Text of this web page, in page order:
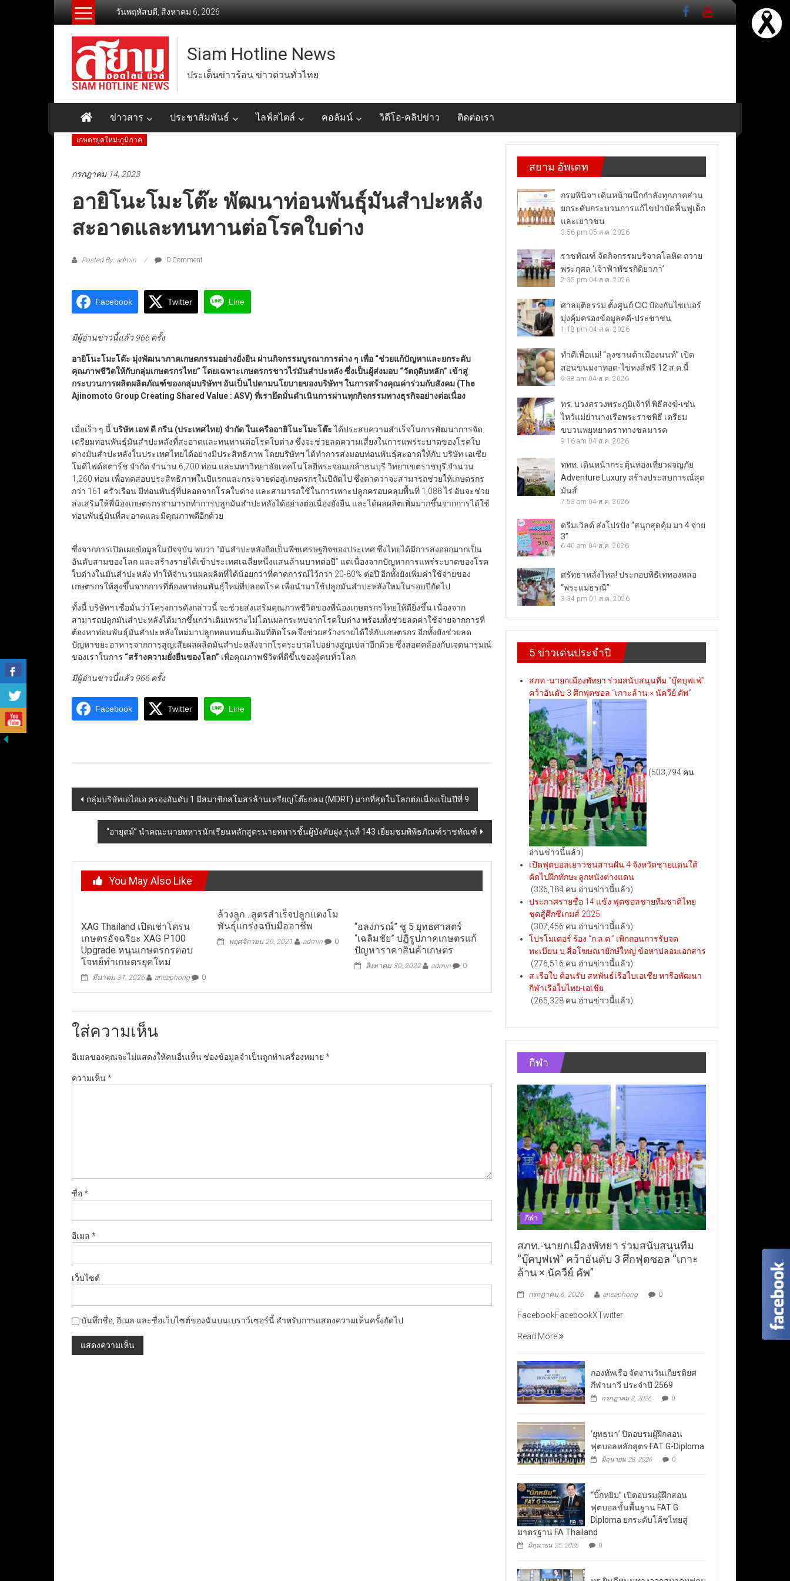
วันพฤหัสบดี, สิงหาคม 6, 2026
Siam Hotline News
ประเด็นข่าวร้อน ข่าวด่วนทั่วไทย
ข่าวสาร ประชาสัมพันธ์ ไลฟ์สไตล์ คอลัมน์ วิดีโอ-คลิปข่าว ติดต่อเรา
เกษตรยุคใหม่-ภูมิภาค
กรกฎาคม 14, 2023
อายิโนะโมะโต๊ะ พัฒนาท่อนพันธุ์มันสำปะหลัง
สะอาดและทนทานต่อโรคใบด่าง
Posted By: admin 0 Comment
Facebook Twitter Line
มีผู้อ่านข่าวนี้แล้ว 966 ครั้ง
อายิโนะโมะโต๊ะ มุ่งพัฒนาภาคเกษตกรรมอย่างยั่งยืน ผ่านกิจกรรมบูรณาการต่าง ๆ เพื่อ “ช่วยแก้ปัญหาและยกระดับ
คุณภาพชีวิตให้กับกลุ่มเกษตรกรไทย” โดยเฉพาะเกษตรกรชาวไร่มันสำปะหลัง ซึ่งเป็นผู้ส่งมอบ “วัตถุดิบหลัก” เข้าสู่
กระบวนการผลิตผลิตภัณฑ์ของกลุ่มบริษัทฯ อันเป็นไปตามนโยบายของบริษัทฯ ในการสร้างคุณค่าร่วมกับสังคม (The
Ajinomoto Group Creating Shared Value : ASV) ที่เรายึดมั่นดำเนินการผ่านทุกกิจกรรมทางธุรกิจอย่างต่อเนื่อง
​เมื่อเร็ว ๆ นี้บริษัท เอฟ ดี กรีน (ประเทศไทย) จำกัด ในเครืออายิโนะโมะโต๊ะได้ประสบความสำเร็จในการพัฒนาการจัด
เตรียมท่อนพันธุ์มันสำปะหลังที่สะอาดและทนทานต่อโรคใบด่าง ซึ่งจะช่วยลดความเสี่ยงในการแพร่ระบาดของโรคใบ
ด่างมันสำปะหลังในประเทศไทยได้อย่างมีประสิทธิภาพ โดยบริษัทฯ ได้ทำการส่งมอบท่อนพันธุ์สะอาดให้กับ บริษัท เอเซีย
โมดิไฟด์สตาร์ช จำกัด จำนวน 6,700 ท่อน และมหาวิทยาลัยเทคโนโลยีพระจอมเกล้าธนบุรี วิทยาเขตราชบุรี จำนวน
1,260 ท่อน เพื่อทดสอบประสิทธิภาพในปีแรกและกระจายต่อสู่เกษตรกรในปีถัดไป ซึ่งคาดว่าจะสามารถช่วยให้เกษตรกร
กว่า 161 ครัวเรือน มีท่อนพันธุ์ที่ปลอดจากโรคใบด่าง และสามารถใช้ในการเพาะปลูกครอบคลุมพื้นที่ 1,088 ไร่ อันจะช่วย
ส่งเสริมให้พี่น้องเกษตรกรสามารถทำการปลูกมันสำปะหลังได้อย่างต่อเนื่องยั่งยืน และได้ผลผลิตเพิ่มมากขึ้นจากการได้ใช้
ท่อนพันธุ์มันที่สะอาดและมีคุณภาพดีอีกด้วย
ซึ่งจากการเปิดเผยข้อมูลในปัจจุบัน พบว่า “มันสำปะหลังถือเป็นพืชเศรษฐกิจของประเทศ ซึ่งไทยได้มีการส่งออกมากเป็น
อันดับสามของโลก และสร้างรายได้เข้าประเทศเฉลี่ยหนึ่งแสนล้านบาทต่อปี” แต่เนื่องจากปัญหาการแพร่ระบาดของโรค
ใบด่างในมันสำปะหลัง ทำให้จำนวนผลผลิตที่ได้น้อยกว่าที่คาดการณ์ไว้กว่า 20-80% ต่อปี อีกทั้งยังเพิ่มค่าใช้จ่ายของ
เกษตรกรให้สูงขึ้นจากการที่ต้องหาท่อนพันธุ์ใหม่ที่ปลอดโรค เพื่อนำมาใช้ปลูกมันสำปะหลังใหม่ในรอบปีถัดไป
ทั้งนี้ บริษัทฯ เชื่อมั่นว่าโครงการดังกล่าวนี้ จะช่วยส่งเสริมคุณภาพชีวิตของพี่น้องเกษตรกรไทยให้ดียิ่งขึ้น เนื่องจาก
สามารถปลูกมันสำปะหลังได้มากขึ้นกว่าเดิมเพราะไม่โดนผลกระทบจากโรคใบด่าง พร้อมทั้งช่วยลดค่าใช้จ่ายจากการที่
ต้องหาท่อนพันธุ์มันสำปะหลังใหม่มาปลูกทดแทนต้นเดิมที่ติดโรค จึงช่วยสร้างรายได้ให้กับเกษตรกร อีกทั้งยังช่วยลด
ปัญหาขยะอาหารจากการสูญเสียผลผลิตมันสำปะหลังจากโรคระบาดไปอย่างสูญเปล่าอีกด้วย ซึ่งสอดคล้องกับเจตนารมณ์
ของเราในการ “สร้างความยั่งยืนของโลก” เพื่อคุณภาพชีวิตที่ดีขึ้นของผู้คนทั่วโลก
มีผู้อ่านข่าวนี้แล้ว 966 ครั้ง
Facebook Twitter Line
Post
navigation
กลุ่มบริษัทเอไอเอ ครองอันดับ 1 มีสมาชิกสโมสรล้านเหรียญโต๊ะกลม (MDRT) มากที่สุดในโลกต่อเนื่องเป็นปีที่ 9
“อายุตม์” นำคณะนายทหารนักเรียนหลักสูตรนายทหารชั้นผู้บังคับฝูง รุ่นที่ 143 เยี่ยมชมพิพิธภัณฑ์ราชทัณฑ์
You May Also Like
XAG Thailand เปิดเช่าโดรน
เกษตรอัจฉริยะ XAG P100
Upgrade หนุนเกษตรกรตอบ
โจทย์ทำเกษตรยุคใหม่
มีนาคม 31, 2026 aneaphong 0
ล้วงลูก…สูตรสำเร็จปลูกแตงโม
พันธุ์แกร่งฉบับมืออาชีพ
พฤศจิกายน 29, 2021 admin 0
“อลงกรณ์” ชู 5 ยุทธศาสตร์
“เฉลิมชัย” ปฏิรูปภาคเกษตรแก้
ปัญหาราคาสินค้าเกษตร
สิงหาคม 30, 2022 admin 0
ใส่ความเห็น
อีเมลของคุณจะไม่แสดงให้คนอื่นเห็น ช่องข้อมูลจำเป็นถูกทำเครื่องหมาย *
ความเห็น*
ชื่อ*
อีเมล *
เว็บไซต์
บันทึกชื่อ, อีเมล และชื่อเว็บไซต์ของฉันบนเบราว์เซอร์นี้ สำหรับการแสดงความเห็นครั้งถัดไป
สยาม อัพเดท
กรมพินิจฯ เดินหน้าผนึกกำลังทุกภาคส่วน
ยกระดับกระบวนการแก้ไขบำบัดฟื้นฟูเด็ก
และเยาวชน
3:56 pm 05 ส.ค. 2026
ราชทัณฑ์ จัดกิจกรรมบริจาคโลหิต ถวาย
พระกุศล ‘เจ้าฟ้าพัชรกิติยาภา’
2:35 pm 04 ส.ค. 2026
ศาลยุติธรรม ตั้งศูนย์ CIC ป้องกันไซเบอร์
มุ่งคุ้มครองข้อมูลคดี-ประชาชน
1:18 pm 04 ส.ค. 2026
ทำดีเพื่อแม่! “ลุงซานต้าเมืองนนท์” เปิด
สอนขนมงาทอด-ไข่หงส์ฟรี 12 ส.ค.นี้
9:38 am 04 ส.ค. 2026
ทร. บวงสรวงพระภูมิเจ้าที่ พิธีสงฆ์-เซ่น
ไหว้แม่ย่านางเรือพระราชพิธี เตรียม
ขบวนพยุหยาตราทางชลมารค
9:16 am 04 ส.ค. 2026
ททท. เดินหน้ากระตุ้นท่องเที่ยวผจญภัย
Adventure Luxury สร้างประสบการณ์สุด
มันส์
7:53 am 04 ส.ค. 2026
ดรีมเวิลด์ ส่งโปรปัง “สนุกสุดคุ้ม มา 4 จ่าย
3”
6:40 am 04 ส.ค. 2026
ศรัทธาหลั่งไหล! ประกอบพิธีเททองหล่อ
“พระแม่ธรณี”
3:34 pm 01 ส.ค. 2026
5 ข่าวเด่นประจำปี
สภท.-นายกเมืองพัทยา ร่วมสนับสนุนทีม “บุ๊คบุฟเฟ่”
คว้าอันดับ 3 ศึกฟุตซอล “เกาะล้าน × นัควีย์ คัพ”
(503,794 คน
อ่านข่าวนี้แล้ว)
เปิดฟุตบอลเยาวชนสานฝัน 4 จังหวัดชายแดนใต้
คัดไปฝึกทักษะลูกหนังต่างแดน
(336,184 คน อ่านข่าวนี้แล้ว)
ประกาศรายชื่อ 14 แข้ง ฟุตซอลชายทีมชาติไทย
ชุดสู้ศึกซีเกมส์ 2025
(307,456 คน อ่านข่าวนี้แล้ว)
โปรโมเตอร์ ร้อง “ก.ล.ต.” เพิกถอนการรับจด
ทะเบียน บ.สื่อโฆษณายักษ์ใหญ่ ข้อหาปลอมเอกสาร
(276,516 คน อ่านข่าวนี้แล้ว)
ส.เรือใบ ต้อนรับ สหพันธ์เรือใบเอเชีย หารือพัฒนา
กีฬาเรือใบไทย-เอเชีย
(265,328 คน อ่านข่าวนี้แล้ว)
กีฬา
กีฬา
สภท.-นายกเมืองพัทยา ร่วมสนับสนุนทีม
“บุ๊คบุฟเฟ่” คว้าอันดับ 3 ศึกฟุตซอล “เกาะ
ล้าน × นัควีย์ คัพ”
กรกฎาคม 6, 2026 aneaphong 0
FacebookFacebookXTwitter
Read More
กองทัพเรือ จัดงานวันเกียรติยศ
กีฬานาวี ประจำปี 2569
กรกฎาคม 3, 2026 0
‘ยุทธนา’ ปิดอบรมผู้ฝึกสอน
ฟุตบอลหลักสูตร FAT G-Diploma
มิถุนายน 28, 2026 0
“บิ๊กหยิม” เปิดอบรมผู้ฝึกสอน
ฟุตบอลขั้นพื้นฐาน FAT G
Diploma ยกระดับโค้ชไทยสู่
มาตรฐาน FA Thailand
มิถุนายน 25, 2026 0